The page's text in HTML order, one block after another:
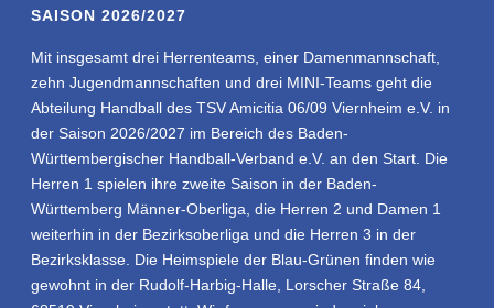
SAISON 2026/2027
Mit insgesamt drei Herrenteams, einer Damenmannschaft,
zehn Jugendmannschaften und drei MINI-Teams geht die
Abteilung Handball des TSV Amicitia 06/09 Viernheim e.V. in
der Saison 2026/2027 im Bereich des Baden-
Württembergischer Handball-Verband e.V. an den Start. Die
Herren 1 spielen ihre zweite Saison in der Baden-
Württemberg Männer-Oberliga, die Herren 2 und Damen 1
weiterhin in der Bezirksoberliga und die Herren 3 in der
Bezirksklasse. Die Heimspiele der Blau-Grünen finden wie
gewohnt in der Rudolf-Harbig-Halle, Lorscher Straße 84,